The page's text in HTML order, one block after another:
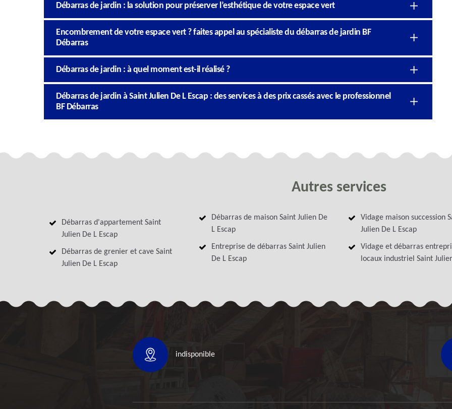
Débarras de jardin : la solution pour préserver l’esthétique de votre espace vert
Encombrement de votre espace vert ? faites appel au spécialiste du débarras de jardin BF
Débarras
Débarras de jardin : à quel moment est-il réalisé ?
Débarras de jardin à Saint Julien De L Escap : des services à des prix cassés avec le professionnel
BF Débarras
Autres services
Débarras d'appartement Saint
Julien De L Escap
Débarras de grenier et cave Saint
Julien De L Escap
Débarras de maison Saint Julien De
L Escap
Entreprise de débarras Saint Julien
De L Escap
Vidage maison succession
Julien De L Escap
Vidage et débarras
locaux industriel Saint
indisponible